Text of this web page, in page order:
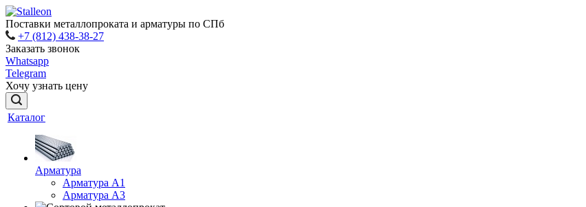
Поставки металлопроката и арматуры по СПб
+7 (812) 438-38-27
Заказать звонок
Whatsapp
Telegram
Хочу узнать цену
Каталог
Арматура
Арматура A1
Арматура А3